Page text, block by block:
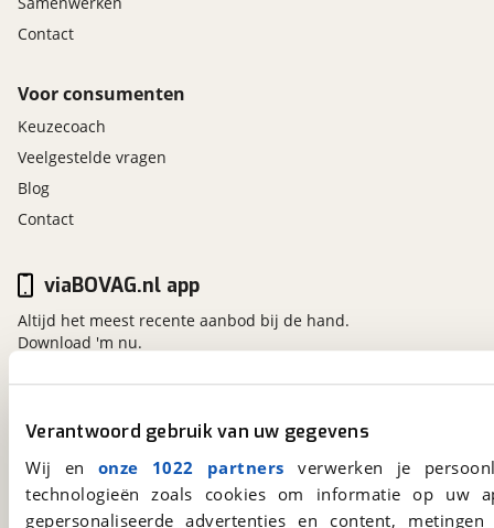
Verantwoord gebruik van uw gegevens
Wij en onze 1022 partners verwerken je
technologieën zoals cookies om informatie op
gepersonaliseerde advertenties en content,
Contact
Voor consumenten
Keuzecoach
Veelgestelde vragen
Blog
Contact
viaBOVAG.nl
Kosterijland15
3981 AJ
Bunnik
Een initiatief van
BOVAG
viaBOVAG.nl app
Altijd het meest recente aanbod bij de hand.
Download 'm nu.